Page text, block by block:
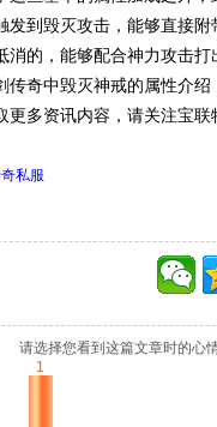
发到毁灭攻击，能够直接
消的，能够配合神力攻击
传奇中毁灭神戒的属性介绍
更多资讯内容，请关注宝联
私服
请选择您看到这篇文章时的心
1